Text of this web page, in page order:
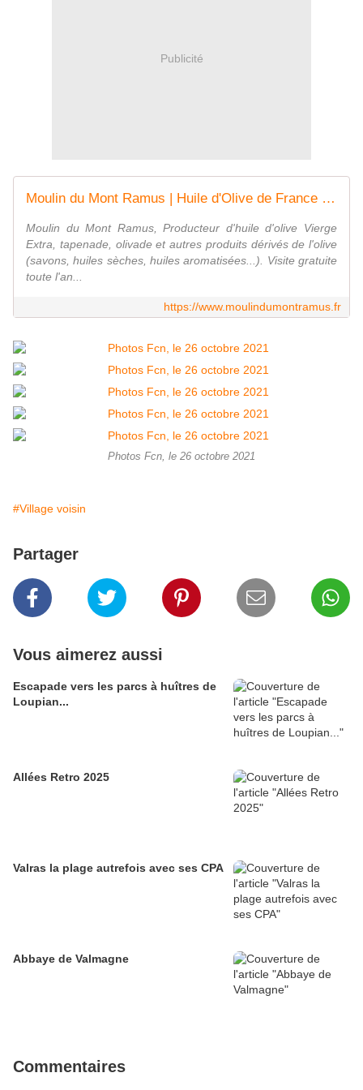
Publicité
Moulin du Mont Ramus | Huile d'Olive de France | Producteur
Moulin du Mont Ramus, Producteur d'huile d'olive Vierge
Extra, tapenade, olivade et autres produits dérivés de l'olive
(savons, huiles sèches, huiles aromatisées...). Visite gratuite
toute l'an...
https://www.moulindumontramus.fr
Photos Fcn, le 26 octobre 2021
#Village voisin
Partager
Vous aimerez aussi
Escapade vers les parcs à huîtres de
Loupian...
Allées Retro 2025
Valras la plage autrefois avec ses CPA
Abbaye de Valmagne
Commentaires